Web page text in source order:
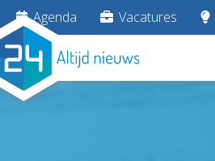
Agenda Vacatures